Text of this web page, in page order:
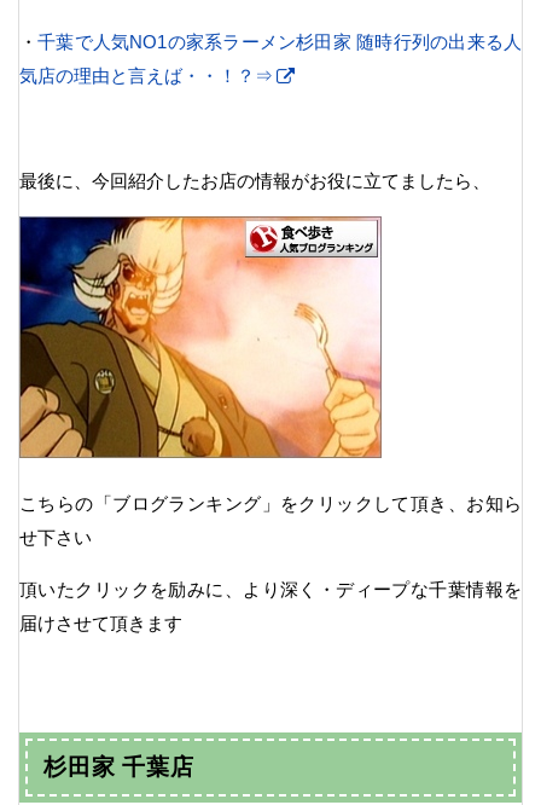
・千葉で人気NO1の家系ラーメン杉田家 随時行列の出来る人
気店の理由と言えば・・！？⇒
最後に、今回紹介したお店の情報がお役に立てましたら、
こちらの「ブログランキング」をクリックして頂き、お知ら
せ下さい
頂いたクリックを励みに、より深く・ディープな千葉情報を
届けさせて頂きます
杉田家 千葉店